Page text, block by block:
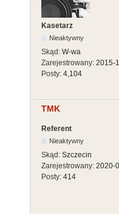
Kasetarz
Nieaktywny
Skąd: W-wa
Zarejestrowany: 2015-
Posty: 4,104
TMK
Referent
Nieaktywny
Skąd: Szczecin
Zarejestrowany: 2020-
Posty: 414